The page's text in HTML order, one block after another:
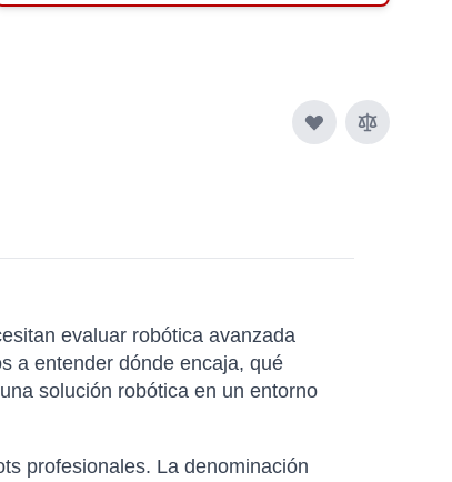
evaluar robótica avanzada
a entender dónde encaja, qué
solución robótica en un entorno
profesionales. La denominación